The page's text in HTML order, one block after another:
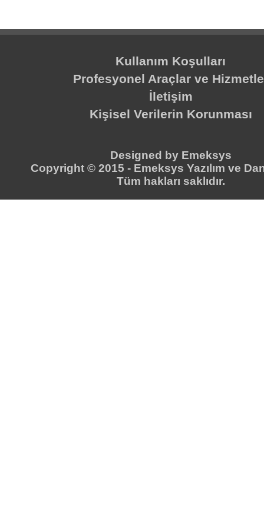
Kullanım Koşulları
Profesyonel Araçlar ve
İletişim
Kişisel Verilerin Korunması
Designed by Emeksys
Copyright © 2015 - Emeksys Yazılım ve
Tüm hakları saklıdır.